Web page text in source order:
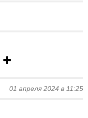
01 апреля 2024 в 11:25